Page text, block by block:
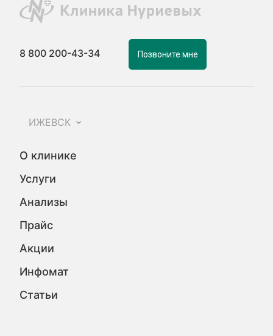
8 800 200-43-34 Позвоните мне
ИЖЕВСК
О клинике
Услуги
Анализы
Прайс
Акции
Инфомат
Статьи